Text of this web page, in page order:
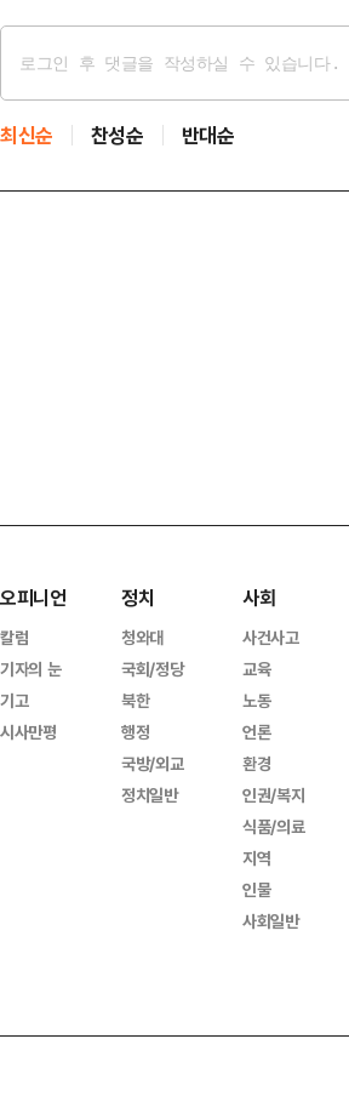
최신순 찬성순 반대순
오피니언
칼럼
기자의 눈
기고
시사만평
정치
청와대
국회/정당
북한
행정
국방/외교
정치일반
사회
사건사고
교육
노동
언론
환경
인권/복지
식품/의료
지역
인물
사회일반